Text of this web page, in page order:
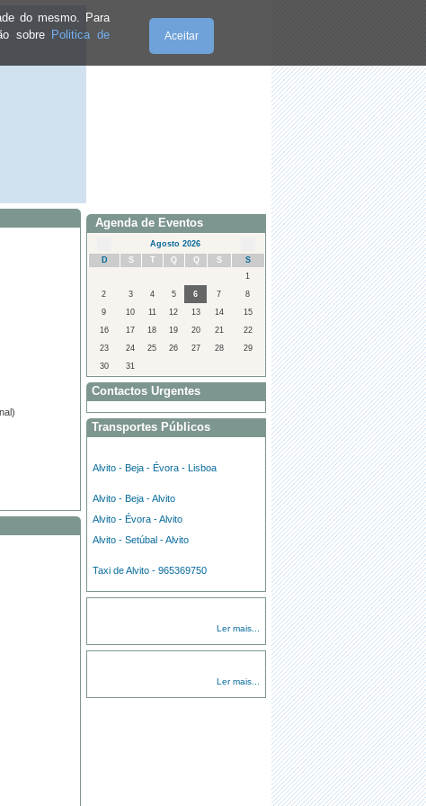
do mesmo. Para
sobre Politica de
Aceitar
Agenda de Eventos
Agosto 2026
D
S T Q Q S
S
1
2
3 4 5 6 7
8
9
10 11 12 13 14
15
16
17 18 19 20 21
22
23
24 25 26 27 28
29
30
31
Contactos Urgentes
Transportes Públicos
Alvito - Beja - Évora - Lisboa
Alvito - Beja - Alvito
Alvito - Évora - Alvito
Alvito - Setúbal - Alvito
Taxi de Alvito - 965369750
Ler mais...
Ler mais...